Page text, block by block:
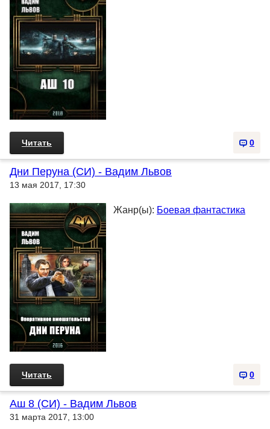
0
Читать
Дни Перуна (СИ) - Вадим Львов
13 мая 2017, 17:30
Жанр(ы): Боевая фантастика
0
Читать
Аш 8 (СИ) - Вадим Львов
31 марта 2017, 13:00